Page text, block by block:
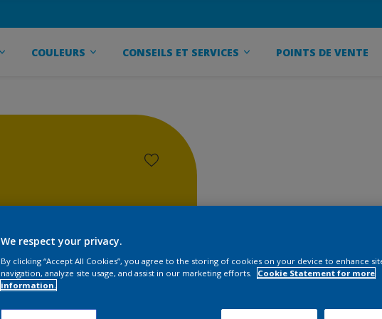
COULEURS CONSEILS ET SERVICES POINTS DE VENTE
We respect your privacy.
By clicking “Accept All Cookies”, you agree to the storing of cookies on your device to enhance
navigation, analyze site usage, and assist in our marketing efforts.
Cookie Statement for more
information.